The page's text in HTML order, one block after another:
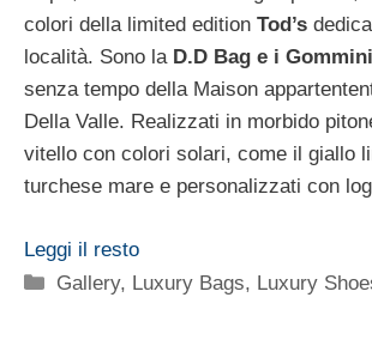
colori della limited edition Tod’s
località. Sono laD.D Bag e i Gommini
senza tempo della Maison
Della Valle. Realizzati in morbido
vitello con colori solari, come il giallo
turchese mare e personalizzati con
Leggi il resto
Categorie
Gallery, Luxury Bags, Luxury